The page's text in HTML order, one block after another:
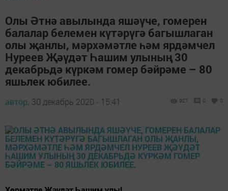
Олы Әтнә авылында яшәүче, гомерен
балалар белемен күтәрүгә багышлаган
олы җанлы, мәрхәмәтле һәм ярдәмчел
Нуреев Җәүдәт Һашим улының 30
декабрьдә күркәм гомер бәйрәме – 80
яшьлек юбилее.
автор, 30 декабрь 2020 - 15:41 927 0 0